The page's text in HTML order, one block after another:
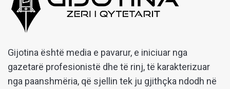
Gijotina është media e pavarur, e iniciuar nga
gazetarë profesionistë dhe të rinj, të karakterizuar
nga paanshmëria, që sjellin tek ju gjithçka ndodh në